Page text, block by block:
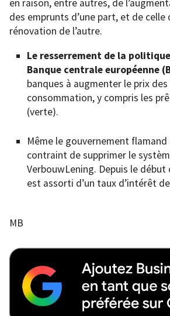
en raison, entre autres, de
des emprunts d’une part, et de celle
rénovation de l’autre.
Le resserrement de la
Banque centrale européenne
banques à augmenter le prix
consommation, y compris les
(verte).
Même le gouvernement
contraint de supprimer le
VerbouwLening. Depuis le
est assorti d’un taux d’intérêt
MB